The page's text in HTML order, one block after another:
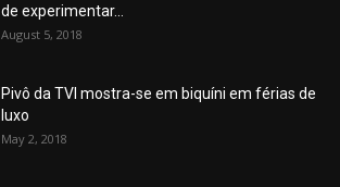
de experimentar...
August 5, 2018
Pivô da TVI mostra-se em biquíni em férias de
luxo
May 2, 2018